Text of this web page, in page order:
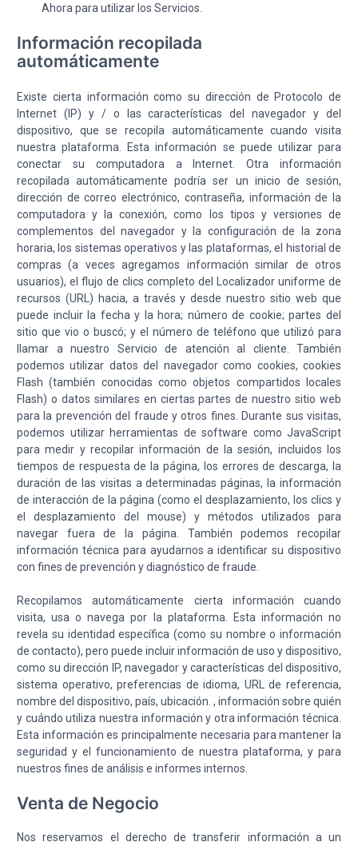
Ahora para utilizar los Servicios.
Información recopilada
automáticamente
Existe cierta información como su dirección de Protocolo de
Internet (IP) y / o las características del navegador y del
dispositivo, que se recopila automáticamente cuando visita
nuestra plataforma. Esta información se puede utilizar para
conectar su computadora a Internet. Otra información
recopilada automáticamente podría ser un inicio de sesión,
dirección de correo electrónico, contraseña, información de la
computadora y la conexión, como los tipos y versiones de
complementos del navegador y la configuración de la zona
horaria, los sistemas operativos y las plataformas, el historial de
compras (a veces agregamos información similar de otros
usuarios), el flujo de clics completo del Localizador uniforme de
recursos (URL) hacia, a través y desde nuestro sitio web que
puede incluir la fecha y la hora; número de cookie; partes del
sitio que vio o buscó; y el número de teléfono que utilizó para
llamar a nuestro Servicio de atención al cliente. También
podemos utilizar datos del navegador como cookies, cookies
Flash (también conocidas como objetos compartidos locales
Flash) o datos similares en ciertas partes de nuestro sitio web
para la prevención del fraude y otros fines. Durante sus visitas,
podemos utilizar herramientas de software como JavaScript
para medir y recopilar información de la sesión, incluidos los
tiempos de respuesta de la página, los errores de descarga, la
duración de las visitas a determinadas páginas, la información
de interacción de la página (como el desplazamiento, los clics y
el desplazamiento del mouse) y métodos utilizados para
navegar fuera de la página. También podemos recopilar
información técnica para ayudarnos a identificar su dispositivo
con fines de prevención y diagnóstico de fraude.
Recopilamos automáticamente cierta información cuando
visita, usa o navega por la plataforma. Esta información no
revela su identidad específica (como su nombre o información
de contacto), pero puede incluir información de uso y dispositivo,
como su dirección IP, navegador y características del dispositivo,
sistema operativo, preferencias de idioma, URL de referencia,
nombre del dispositivo, país, ubicación. , información sobre quién
y cuándo utiliza nuestra información y otra información técnica.
Esta información es principalmente necesaria para mantener la
seguridad y el funcionamiento de nuestra plataforma, y para
nuestros fines de análisis e informes internos.
Venta de Negocio
Nos reservamos el derecho de transferir información a un